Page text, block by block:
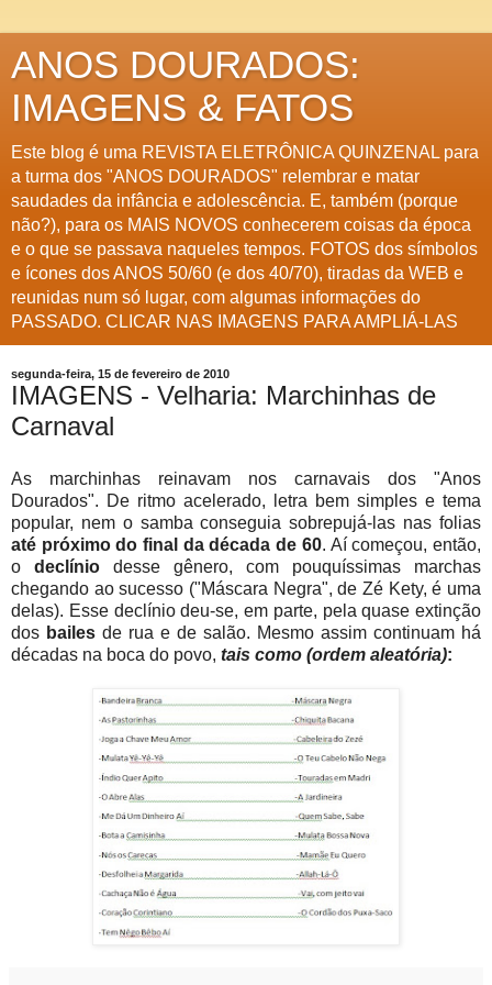
ANOS DOURADOS:
IMAGENS & FATOS
Este blog é uma REVISTA ELETRÔNICA QUINZENAL para
a turma dos "ANOS DOURADOS" relembrar e matar
saudades da infância e adolescência. E, também (porque
não?), para os MAIS NOVOS conhecerem coisas da época
e o que se passava naqueles tempos. FOTOS dos símbolos
e ícones dos ANOS 50/60 (e dos 40/70), tiradas da WEB e
reunidas num só lugar, com algumas informações do
PASSADO. CLICAR NAS IMAGENS PARA AMPLIÁ-LAS
segunda-feira, 15 de fevereiro de 2010
IMAGENS - Velharia: Marchinhas de
Carnaval
As marchinhas reinavam nos carnavais dos "Anos
Dourados". De ritmo acelerado, letra bem simples e tema
popular, nem o samba conseguia sobrepujá-las nas folias
até próximo do final da década de 60. Aí começou, então,
o declínio desse gênero, com pouquíssimas marchas
chegando ao sucesso ("Máscara Negra", de Zé Kety, é uma
delas). Esse declínio deu-se, em parte, pela quase extinção
dos bailes de rua e de salão. Mesmo assim continuam há
décadas na boca do povo, tais como (ordem aleatória):